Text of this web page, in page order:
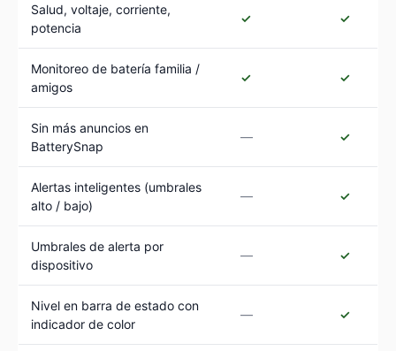
Salud, voltaje, corriente,
potencia
✓ ✓
Monitoreo de batería familia /
amigos
✓ ✓
Sin más anuncios en
BatterySnap
— ✓
Alertas inteligentes (umbrales
alto / bajo)
— ✓
Umbrales de alerta por
dispositivo
— ✓
Nivel en barra de estado con
indicador de color
— ✓